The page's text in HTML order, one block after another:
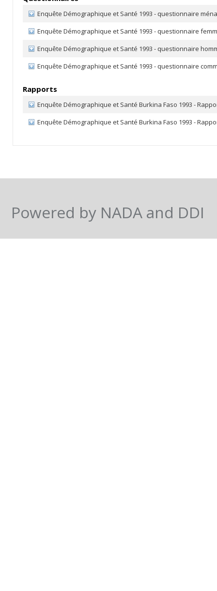
Enquête Démographique et Santé 1993 - questionnaire
Enquête Démographique et Santé 1993 - questionnaire
Enquête Démographique et Santé 1993 - questionnaire
Enquête Démographique et Santé 1993 - questionnaire
Rapports
Enquête Démographique et Santé Burkina Faso 1993 -
Enquête Démographique et Santé Burkina Faso 1993 -
Powered by NADA and DDI